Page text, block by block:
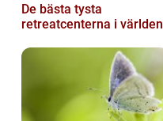
De bästa tysta
retreatcenterna i världen